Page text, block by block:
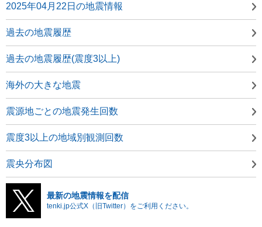
2025年04月22日の地震情報
過去の地震履歴
過去の地震履歴(震度3以上)
海外の大きな地震
震源地ごとの地震発生回数
震度3以上の地域別観測回数
震央分布図
最新の地震情報を配信
tenki.jp公式X（旧Twitter）をご利用ください。